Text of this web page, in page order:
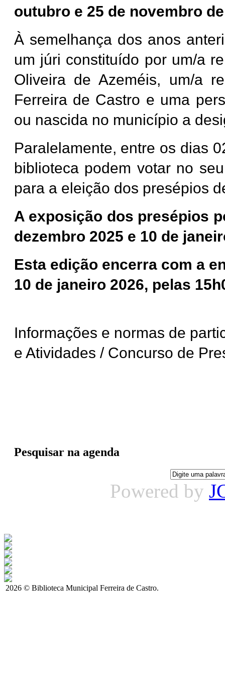
outubro e 25 de novembro
À semelhança dos anos
um júri constituído por um/a
Oliveira de Azeméis, um/a
Ferreira de Castro e uma
ou nascida no município a
Paralelamente, entre os dias
biblioteca podem votar no
para a eleição dos presépios
A exposição dos presépios
dezembro 2025 e 10 de
Esta edição encerra com a
10 de janeiro 2026, pelas
Informações e normas de
e Atividades / Concurso de
Pesquisar na agenda
Powered by
2026 © Biblioteca Municipal Ferreira de Castro.